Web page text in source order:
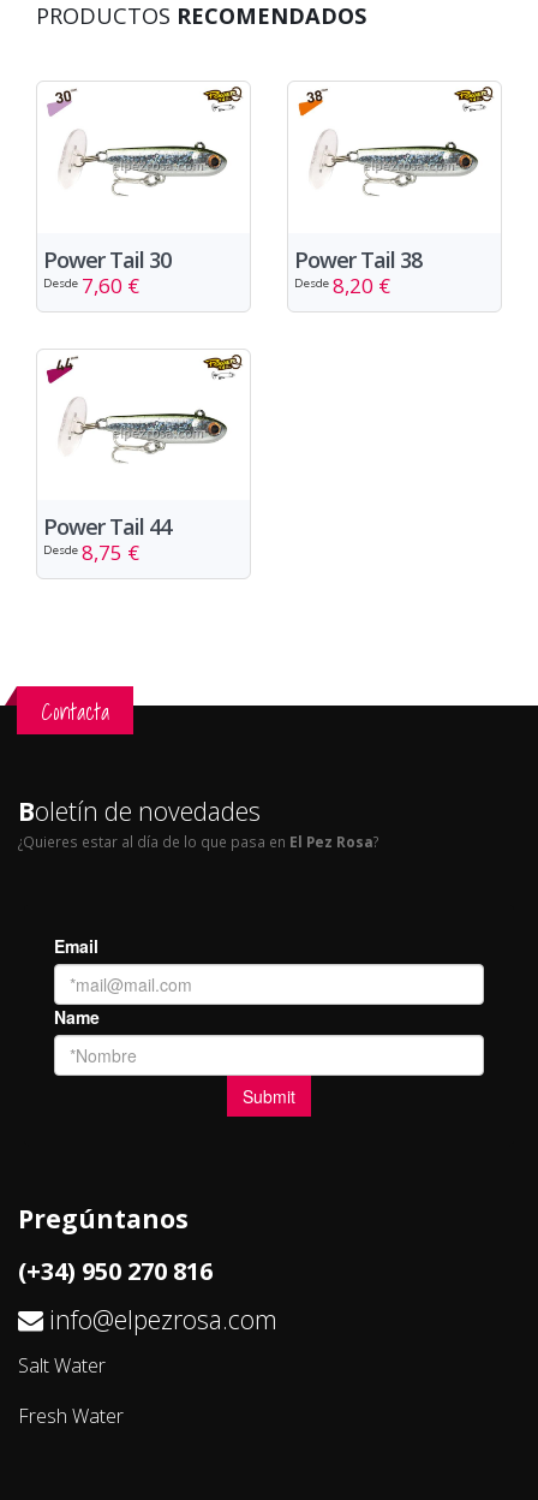
PRODUCTOS RECOMENDADOS
Power Tail 30
Desde 7,60 €
Power Tail 38
Desde 8,20 €
Power Tail 44
Desde 8,75 €
Contacta
Boletín de novedades
¿Quieres estar al día de lo que pasa en El Pez Rosa?
Pregúntanos
(+34) 950 270 816
info@elpezrosa.com
Salt Water
Fresh Water